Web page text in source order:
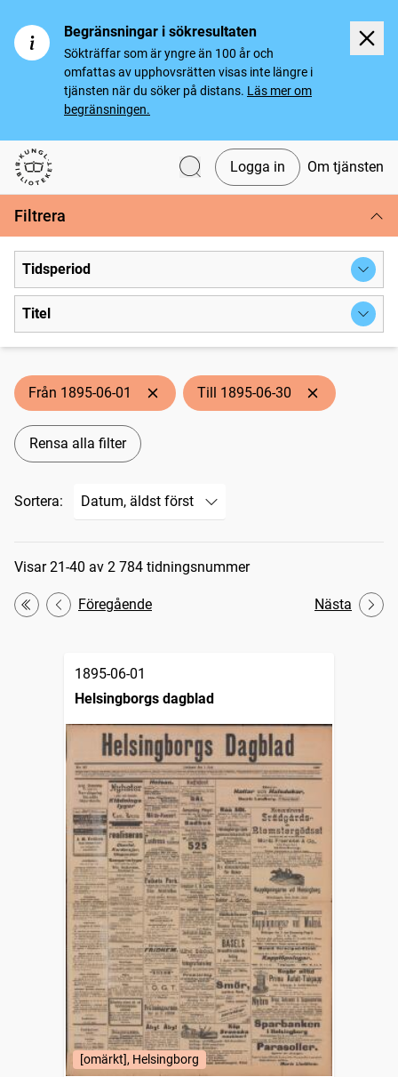
Begränsningar i sökresultaten
Sökträffar som är yngre än 100 år och
omfattas av upphovsrätten visas inte längre i
tjänsten när du söker på distans. Läs mer om
begränsningen.
Svenska tidningar
Logga in Om tjänsten
Filtrera
Tidsperiod
Titel
Från 1895-06-01 Till 1895-06-30
Rensa alla filter
Sortera:
Sökresultat
Visar 21-40 av 2 784 tidningsnummer
Första
Föregående Nästa
1895-06-01
Helsingborgs dagblad
[omärkt], Helsingborg